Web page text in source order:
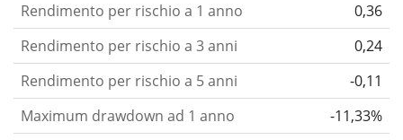
Rendimento per rischio a 1 anno
0,36
Rendimento per rischio a 3 anni
0,24
Rendimento per rischio a 5 anni
-0,11
Maximum drawdown ad 1 anno
-11,33%